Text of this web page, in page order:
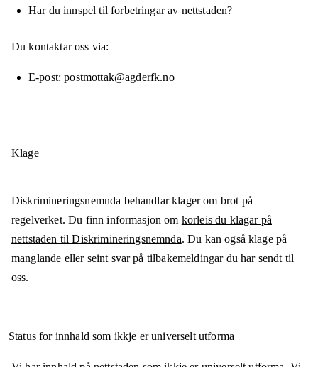
Har du innspel til forbetringar av nettstaden?
Du kontaktar oss via:
E-post postmottak@agderfk.no
Klage
Diskrimineringsnemnda behandlar klager om brot på
regelverket. Du finn informasjon om korleis du klagar på
nettstaden til Diskrimineringsnemnda. Du kan også klage på
manglande eller seint svar på tilbakemeldingar du har sendt til
oss.
Status for innhald som ikkje er universelt utforma